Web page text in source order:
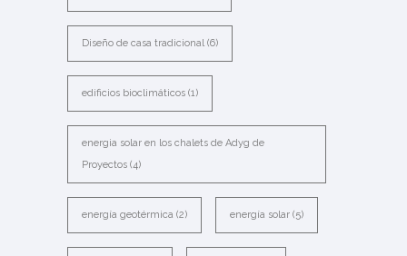
Diseño de casa tradicional (6)
edificios bioclimáticos (1)
energia solar en los chalets de Adyg de
Proyectos (4)
energía geotérmica (2) energía solar (5)